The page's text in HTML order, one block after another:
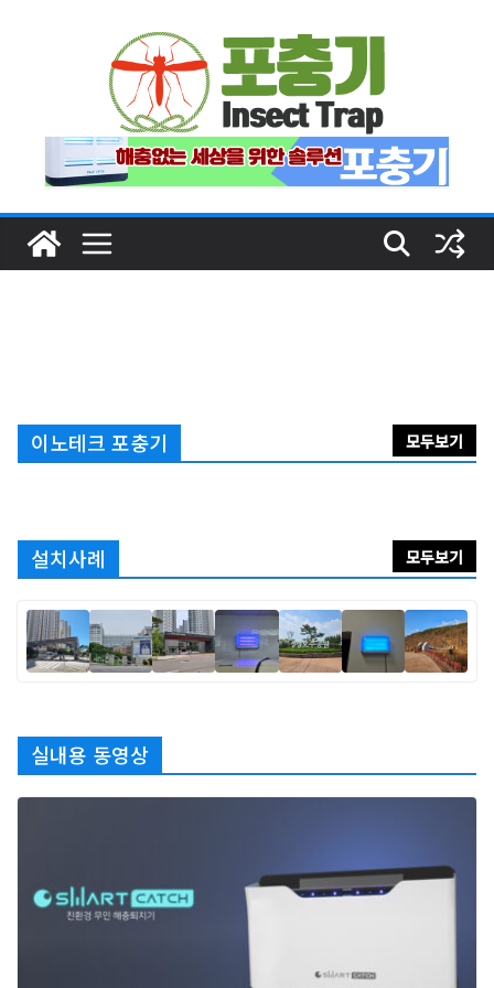
이노테크 포충기 모두보기
설치사례 모두보기
실내용 동영상